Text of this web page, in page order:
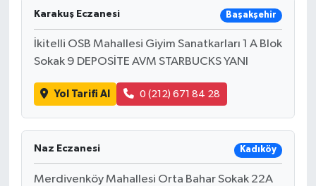
Karakuş Eczanesi Başakşehir
İkitelli OSB Mahallesi Giyim Sanatkarları 1 A Blok
Sokak 9 DEPOSİTE AVM STARBUCKS YANI
Yol Tarifi Al 0 (212) 671 84 28
Naz Eczanesi Kadıköy
Merdivenköy Mahallesi Orta Bahar Sokak 22A